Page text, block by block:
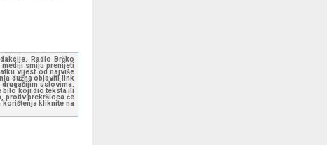
Radio Brčko
mediji smiju prenijeti
vijest od najviše
dužna objaviti link
uslovima.
bilo koji dio teksta ili
protiv prekršioca će
korištenja kliknite na